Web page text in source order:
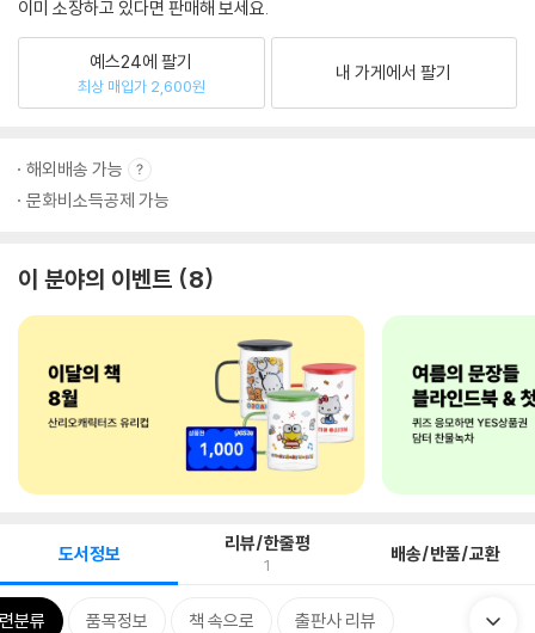
이미 소장하고 있다면 판매해 보세요.
예스24에 팔기
최상 매입가 2,600원
내 가게에서 팔기
해외배송 가능
문화비소득공제 가능
이 분야의 이벤트 8
도서정보 리뷰/한줄평
1 배송/반품/교환
분류 품목정보 책 속으로 출판사 리뷰